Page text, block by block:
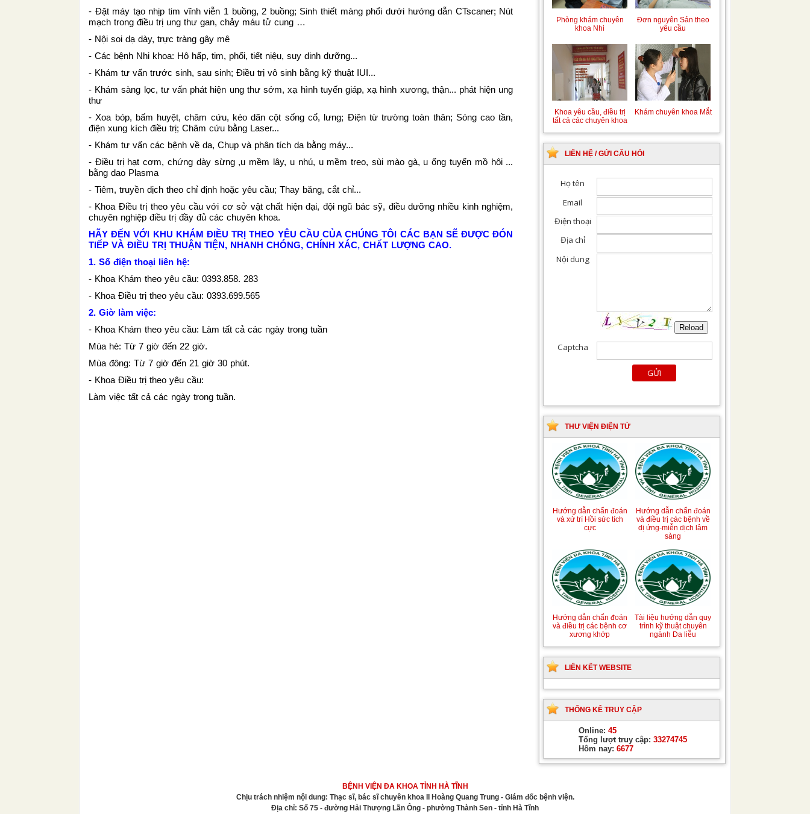
- Đặt máy tạo nhịp tim vĩnh viễn 1 buồng, 2 buồng; Sinh thiết màng phổi dưới hướng dẫn CTscaner; Nút
mạch trong điều trị ung thư gan, chảy máu tử cung …
- Nội soi dạ dày, trực tràng gây mê
- Các bệnh Nhi khoa: Hô hấp, tim, phổi, tiết niệu, suy dinh dưỡng...
- Khám tư vấn trước sinh, sau sinh; Điều trị vô sinh bằng kỹ thuật IUI...
- Khám sàng lọc, tư vấn phát hiện ung thư sớm, xạ hình tuyến giáp, xạ hình xương, thận... phát hiện ung
thư
- Xoa bóp, bấm huyệt, châm cứu, kéo dãn cột sống cổ, lưng; Điện từ trường toàn thân; Sóng cao tần,
điện xung kích điều trị; Châm cứu bằng Laser...
- Khám tư vấn các bệnh về da, Chụp và phân tích da bằng máy...
- Điều trị hạt cơm, chứng dày sừng ,u mềm lây, u nhú, u mềm treo, sùi mào gà, u ống tuyến mồ hôi ...
bằng dao Plasma
- Tiêm, truyền dịch theo chỉ định hoặc yêu cầu; Thay băng, cắt chỉ...
- Khoa Điều trị theo yêu cầu với cơ sở vật chất hiện đại, đội ngũ bác sỹ, điều dưỡng nhiều kinh nghiệm,
chuyên nghiệp điều trị đầy đủ các chuyên khoa.
HÃY ĐẾN VỚI KHU KHÁM ĐIỀU TRỊ THEO YÊU CẦU CỦA CHÚNG TÔI CÁC BẠN SẼ ĐƯỢC ĐÓN
TIẾP VÀ ĐIỀU TRỊ THUẬN TIỆN, NHANH CHÓNG, CHÍNH XÁC, CHẤT LƯỢNG CAO.
1. Số điện thoại liên hệ:
- Khoa Khám theo yêu cầu: 0393.858. 283
- Khoa Điều trị theo yêu cầu: 0393.699.565
2. Giờ làm việc:
- Khoa Khám theo yêu cầu: Làm tất cả các ngày trong tuần
Mùa hè: Từ 7 giờ đến 22 giờ.
Mùa đông: Từ 7 giờ đến 21 giờ 30 phút.
- Khoa Điều trị theo yêu cầu:
Làm việc tất cả các ngày trong tuần.
Phòng khám chuyên
khoa Nhi
Đơn nguyên Sản theo
yêu cầu
Khoa yêu cầu, điều trị
tất cả các chuyên khoa
Khám chuyên khoa Mắt
LIÊN HỆ / GỬI CÂU HỎI
THƯ VIỆN ĐIỆN TỬ
Hướng dẫn chẩn đoán
và xử trí Hồi sức tích
cực
Hướng dẫn chẩn đoán
và điều trị các bệnh về
dị ứng-miễn dịch lâm
sàng
Hướng dẫn chẩn đoán
và điều trị các bệnh cơ
xương khớp
Tài liệu hướng dẫn quy
trình kỹ thuật chuyên
ngành Da liễu
LIÊN KẾT WEBSITE
THỐNG KÊ TRUY CẬP
Online: 45
Tổng lượt truy cập: 33274745
Hôm nay: 6677
BỆNH VIỆN ĐA KHOA TỈNH HÀ TĨNH
Chịu trách nhiệm nội dung: Thạc sĩ, bác sĩ chuyên khoa II Hoàng Quang Trung - Giám đốc bệnh viện.
Địa chỉ: Số 75 - đường Hải Thượng Lãn Ông - phường Thành Sen - tỉnh Hà Tĩnh